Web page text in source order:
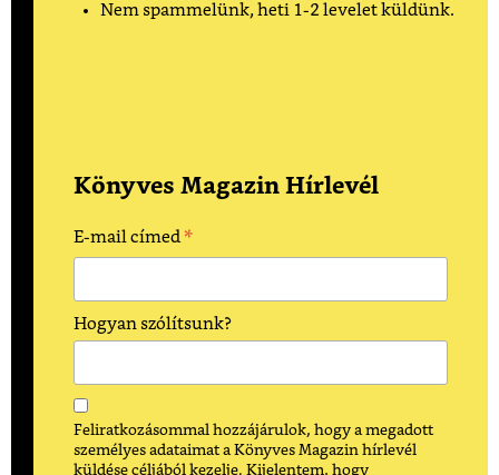
Nem spammelünk, heti 1-2 levelet küldünk.
Könyves Magazin Hírlevél
E-mail címed *
Hogyan szólítsunk?
Feliratkozásommal hozzájárulok, hogy a megadott
személyes adataimat a Könyves Magazin hírlevél
küldése céljából kezelje. Kijelentem, hogy